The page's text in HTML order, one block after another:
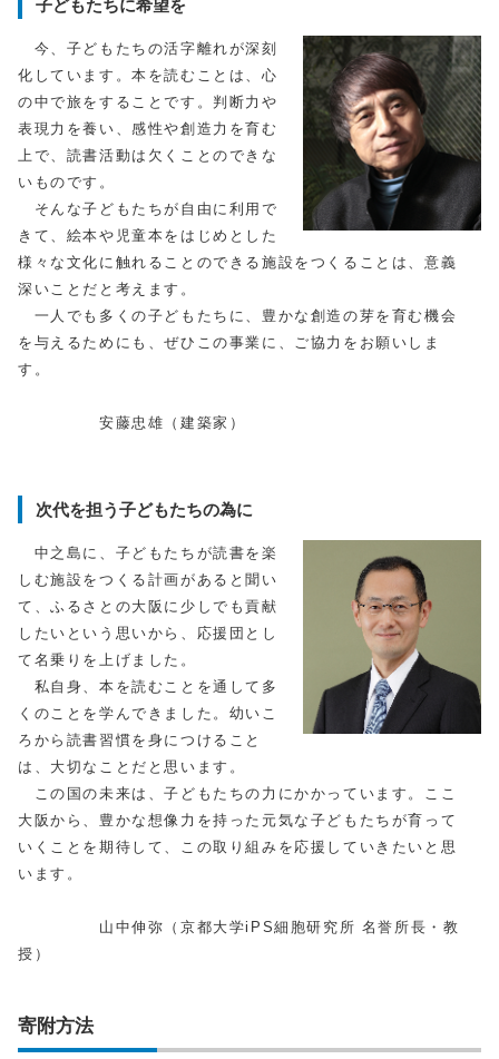
子どもたちに希望を
今、子どもたちの活字離れが深刻
化しています。本を読むことは、心
の中で旅をすることです。判断力や
表現力を養い、感性や創造力を育む
上で、読書活動は欠くことのできな
いものです。
そんな子どもたちが自由に利用で
きて、絵本や児童本をはじめとした
様々な文化に触れることのできる施設をつくることは、意義
深いことだと考えます。
一人でも多くの子どもたちに、豊かな創造の芽を育む機会
を与えるためにも、ぜひこの事業に、ご協力をお願いしま
す。
安藤忠雄（建築家）
次代を担う子どもたちの為に
中之島に、子どもたちが読書を楽
しむ施設をつくる計画があると聞い
て、ふるさとの大阪に少しでも貢献
したいという思いから、応援団とし
て名乗りを上げました。
私自身、本を読むことを通して多
くのことを学んできました。幼いこ
ろから読書習慣を身につけること
は、大切なことだと思います。
この国の未来は、子どもたちの力にかかっています。ここ
大阪から、豊かな想像力を持った元気な子どもたちが育って
いくことを期待して、この取り組みを応援していきたいと思
います。
山中伸弥（京都大学iPS細胞研究所 名誉所長・教
授）
寄附方法